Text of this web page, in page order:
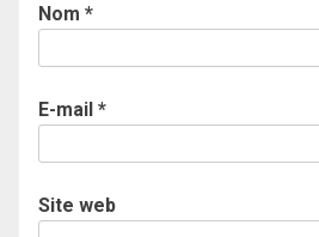
Nom *
E-mail *
Site web